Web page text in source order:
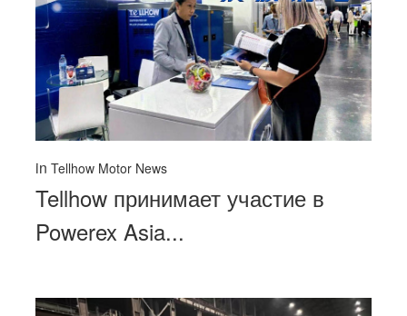
in Tellhow Motor News
Tellhow принимает участие в
Powerex Asia...